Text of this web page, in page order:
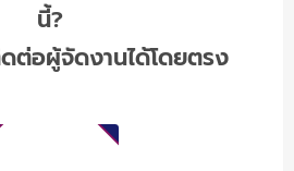
นี้?
ต่อผู้จัดงานได้โดยตรง